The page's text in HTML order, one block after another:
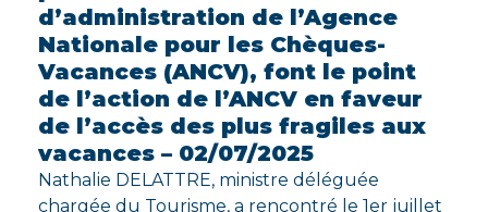
d’administration de l’Agence
Nationale pour les Chèques-
Vacances (ANCV), font le point
de l’action de l’ANCV en faveur
de l’accès des plus fragiles aux
vacances – 02/07/2025
Nathalie DELATTRE, ministre déléguée
chargée du Tourisme, a rencontré le 1er juillet